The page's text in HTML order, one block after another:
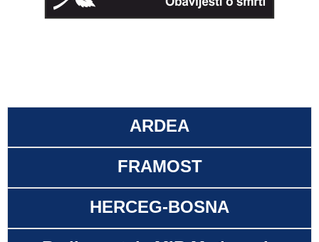
ARDEA
FRAMOST
HERCEG-BOSNA